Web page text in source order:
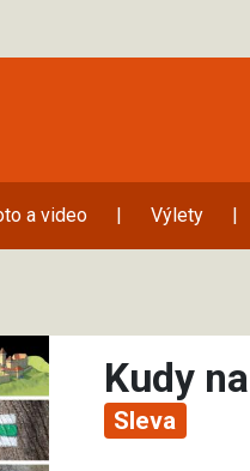
a video | Výlety |
Kudy
Sleva